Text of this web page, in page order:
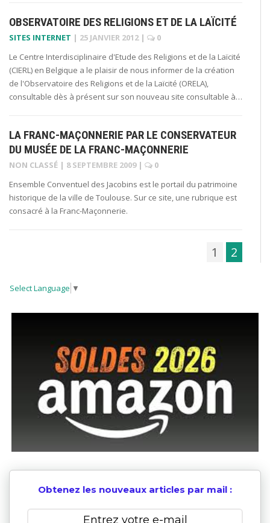
OBSERVATOIRE DES RELIGIONS ET DE LA LAÏCITÉ
SITES INTERNET | 25 JANVIER 2012 |
0
Le Centre Interdisciplinaire d'Etude des Religions et de la Laïcité
(CIERL) en Belgique a le plaisir de nous informer de la création
de l'Observatoire des Religions et de la Laïcité (ORELA),
consultable dès à présent sur son nouveau site consultable à…
LA FRANC-MAÇONNERIE PAR LE CONSERVATEUR
DU MUSÉE DE LA FRANC-MAÇONNERIE
NON CLASSÉ | 8 SEPTEMBRE 2009 |
0
Ensemble Conventuel des Jacobins est le portail du patrimoine
historique de la ville de Toulouse. Sur ce site, une rubrique est
consacré à la Franc-Maçonnerie.
1 2
Select Language ▼
Obtenez les nouveaux articles par mail :